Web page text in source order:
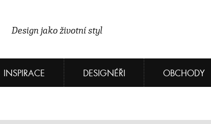
Design jako životní styl
INSPIRACE DESIGNÉŘI OBCHODY